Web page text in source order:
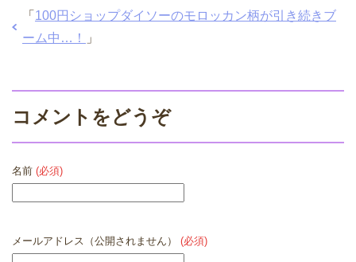
「 100円ショップダイソーのモロッカン柄が引き続きブ
ーム中…！
」
コメントをどうぞ
名前 (必須)
メールアドレス（公開されません） (必須)